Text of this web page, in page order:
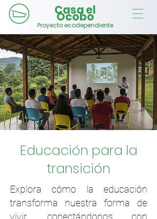
Casa el
Ocobo
Proyecto ecodependiente
Educación para la
transición
Explora cómo la educación
transforma nuestra forma de
vivir, conectándonos con